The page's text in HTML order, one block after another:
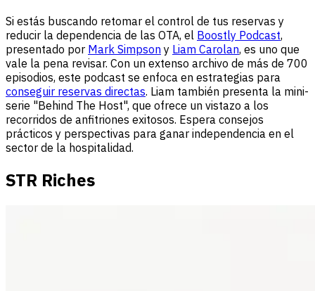
Si estás buscando retomar el control de tus reservas y
reducir la dependencia de las OTA, el Boostly Podcast,
presentado por Mark Simpson y Liam Carolan, es uno que
vale la pena revisar. Con un extenso archivo de más de 700
episodios, este podcast se enfoca en estrategias para
conseguir reservas directas. Liam también presenta la mini-
serie "Behind The Host", que ofrece un vistazo a los
recorridos de anfitriones exitosos. Espera consejos
prácticos y perspectivas para ganar independencia en el
sector de la hospitalidad.
STR Riches